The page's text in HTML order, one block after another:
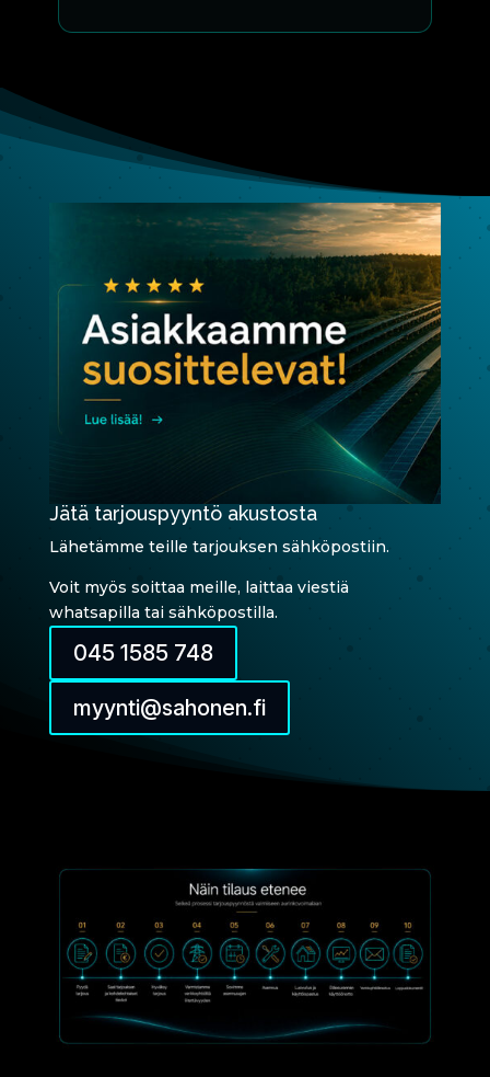
Jätä tarjouspyyntö akustosta
Lähetämme teille tarjouksen sähköpostiin.
Voit myös soittaa meille, laittaa viestiä
whatsapilla tai sähköpostilla.
045 1585 748
myynti@sahonen.fi